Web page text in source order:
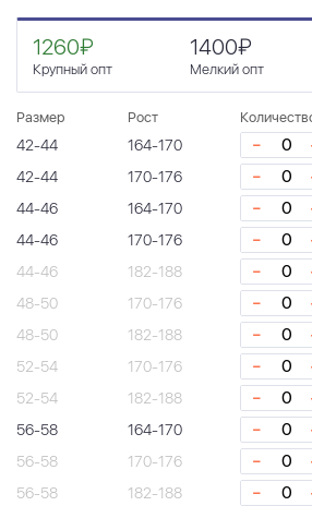
1260₽
Крупный опт
1400₽
Мелкий опт
Размер Рост
42-44 164-170 -
42-44
170-176 -
44-46
164-170 -
44-46
170-176 -
44-46
182-188 -
48-50
170-176 -
48-50
182-188 -
52-54
170-176 -
52-54
182-188 -
56-58
164-170 -
56-58
170-176 -
56-58
182-188 -